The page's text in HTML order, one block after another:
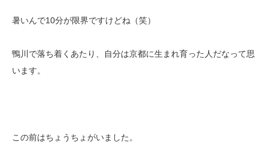
暑いんで10分が限界ですけどね（笑）
鴨川で落ち着くあたり、自分は京都に生まれ育った人だなって思
います。
この前はちょうちょがいました。